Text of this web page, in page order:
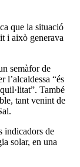
que la situació
i això generava
semàfor de
l’alcaldessa “és
També
tant venint de
indicadors de
solar, en una